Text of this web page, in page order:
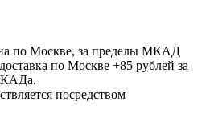
по Москве, за пределы МКАД
по Москве +85 рублей за
посредством